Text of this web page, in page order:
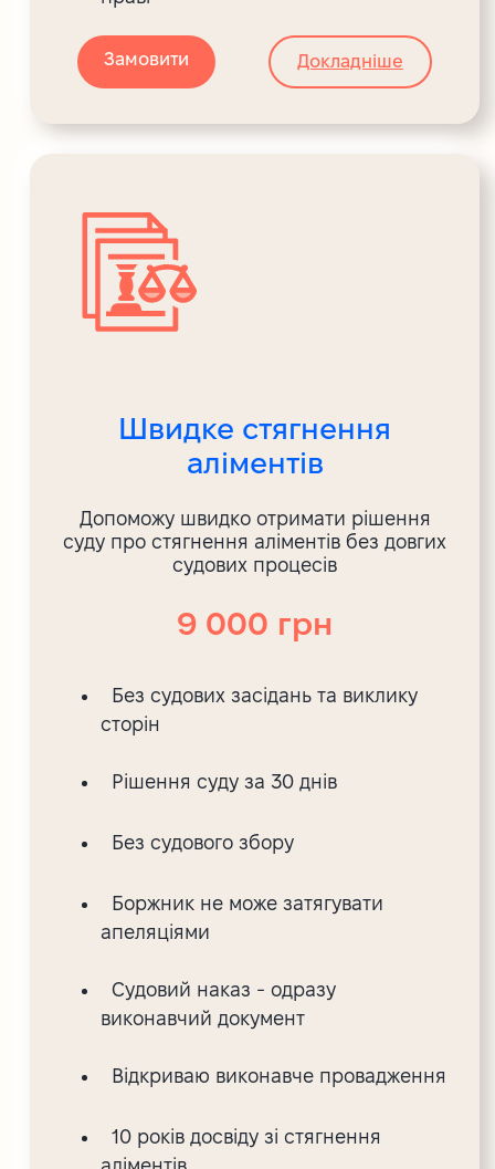
Замовити Докладніше
Швидке стягнення
аліментів
Допоможу швидко отримати рішення
суду про стягнення аліментів без довгих
судових процесів
9 000 грн
Без судових засідань та виклику
сторін
Рішення суду за 30 днів
Без судового збору
Боржник не може затягувати
апеляціями
Судовий наказ - одразу
виконавчий документ
Відкриваю виконавче провадження
10 років досвіду зі стягнення
аліментів